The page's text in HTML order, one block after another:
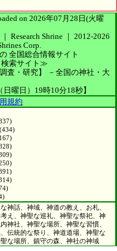
on 2026年07月28日(火曜
Research Shrine ｜ 2012-2026
Corp.
全国総合情報サイト
検索サイト≫
査・研究】
－全国の神社・大
曜日）19時10分18秒】
規約
(434)
神話、神域、神道の教え、お札、
え、神聖な巡礼、神聖な祭祀、神
神社、神聖な場所、神聖な習慣、
伝統的な祭り、神道道場、神聖な
な場所、鎮守の森、神社の神域